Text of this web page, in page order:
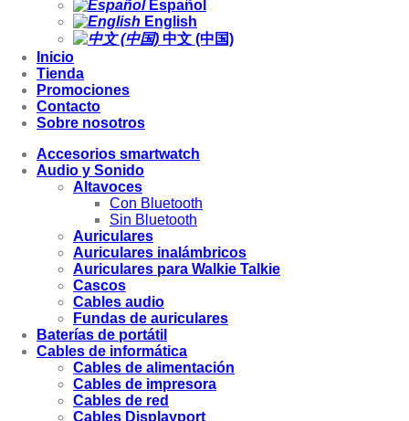
Español
English
中文 (中国)
Inicio
Tienda
Promociones
Contacto
Sobre nosotros
Accesorios smartwatch
Audio y Sonido
Altavoces
Con Bluetooth
Sin Bluetooth
Auriculares
Auriculares inalámbricos
Auriculares para Walkie Talkie
Cascos
Cables audio
Fundas de auriculares
Baterías de portátil
Cables de informática
Cables de alimentación
Cables de impresora
Cables de red
Cables Displayport